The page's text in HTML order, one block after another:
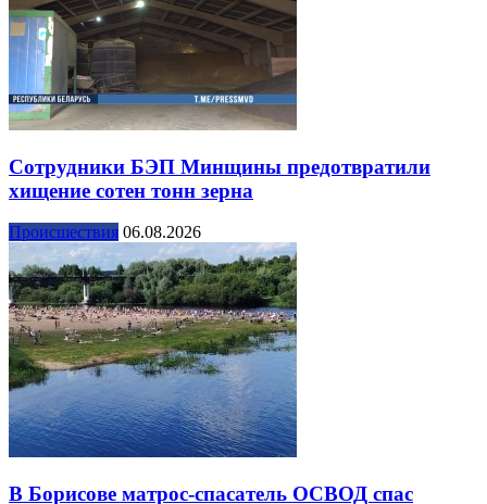
Сотрудники БЭП Минщины предотвратили
хищение сотен тонн зерна
Происшествия 06.08.2026
В Борисове матрос-спасатель ОСВОД спас